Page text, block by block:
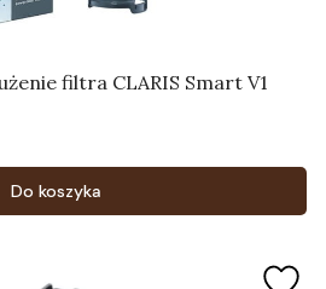
filtra CLARIS Smart V1
Do koszyka